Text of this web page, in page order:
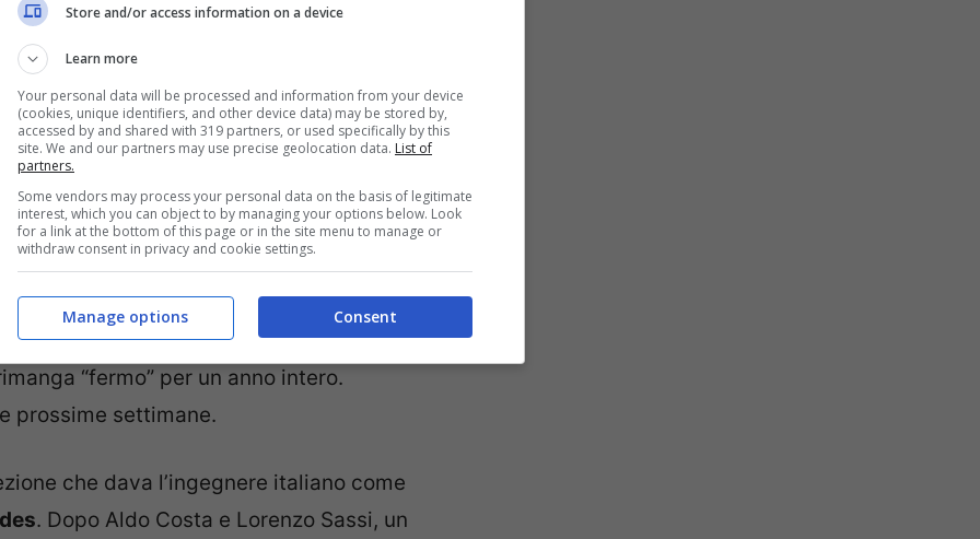
stessoBinotto. Sicuramente dovrà
periodo durante il quale non può lavorare
chiarito quanto durerà. Si va da un
“fermo” per un anno intero.
prossime settimane.
che dava l’ingegnere italiano come
. Dopo Aldo Costa e Lorenzo Sassi, un
Store and/or access information on a device
Learn more
Your personal data will be processed and information from your device
(cookies, unique identifiers, and other device data) may be stored by,
accessed by and shared with 319 partners, or used specifically by this
site. We and our partners may use precise geolocation data. List of
partners.
Some vendors may process your personal data on the basis of legitimate
interest, which you can object to by managing your options below. Look
for a link at the bottom of this page or in the site menu to manage or
withdraw consent in privacy and cookie settings.
Consent
Manage options